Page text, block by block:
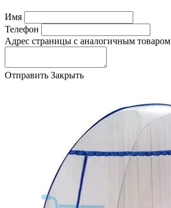
Имя
Телефон
Адрес страницы с аналогичным товаром
Отправить Закрыть